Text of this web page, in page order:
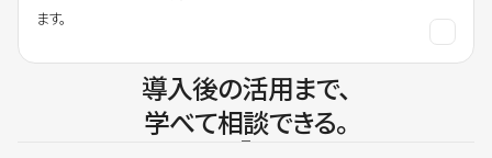
ます。
導入後の活用まで、
学べて相談できる。